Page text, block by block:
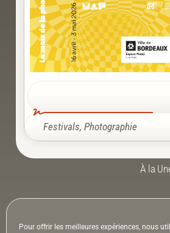
Pour offrir les meilleures expériences, nous
Festivals, Photographie
À la